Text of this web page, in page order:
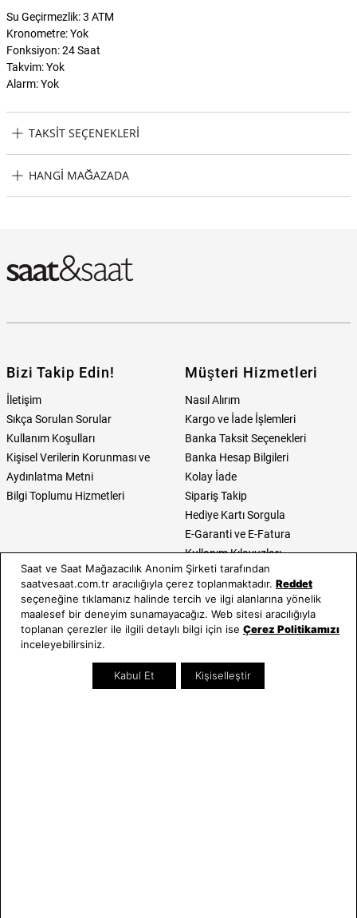
Su Geçirmezlik: 3 ATM
Kronometre: Yok
Fonksiyon: 24 Saat
Takvim: Yok
Alarm: Yok
TAKSIT SEÇENEKLERI
HANGI MAĞAZADA
Bizi Takip Edin!
İletişim
Sıkça Sorulan Sorular
Kullanım Koşulları
Kişisel Verilerin Korunması ve
Aydınlatma Metni
Bilgi Toplumu Hizmetleri
Müşteri Hizmetleri
Nasıl Alırım
Kargo ve İade İşlemleri
Banka Taksit Seçenekleri
Banka Hesap Bilgileri
Kolay İade
Sipariş Takip
Hediye Kartı Sorgula
E-Garanti ve E-Fatura
Kullanım Kılavuzları
Saat ve Saat
Hakkımızda
Neden Saat ve Saat
Mağazalar
Mağazada Teknik Servis
Kategoriler
Erkek Saat
Kadın Saat
Takı & Aksesuar
Kampanyalar
Saat ve Saat Mağazacılık Anonim Şirketi tarafından
saatvesaat.com.tr aracılığıyla çerez toplanmaktadır. Reddet
seçeneğine tıklamanız halinde tercih ve ilgi alanlarına yönelik
maalesef bir deneyim sunamayacağız. Web sitesi aracılığıyla
toplanan çerezler ile ilgili detaylı bilgi için ise Çerez Politikamızı
inceleyebilirsiniz.
Kabul Et Kişiselleştir